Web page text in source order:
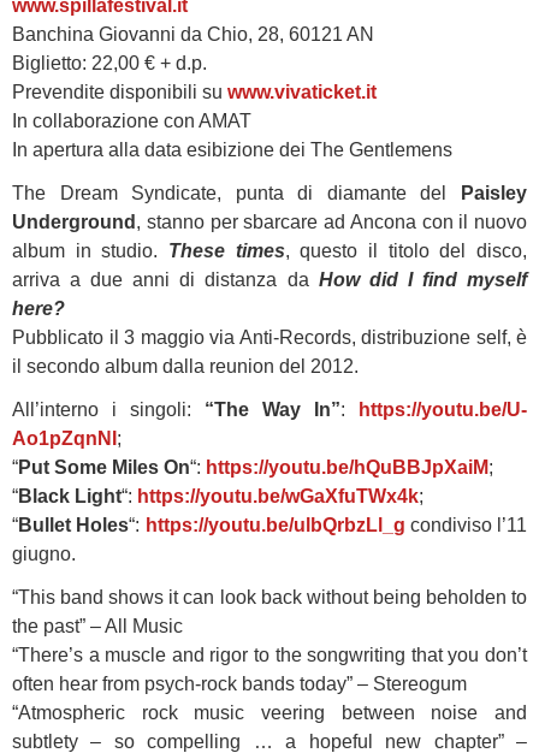
www.spillafestival.it
Banchina Giovanni da Chio, 28, 60121 AN
Biglietto: 22,00 € + d.p.
Prevendite disponibili su www.vivaticket.it
In collaborazione con AMAT
In apertura alla data esibizione dei The Gentlemens
The Dream Syndicate, punta di diamante del
Paisley
Underground , stanno per sbarcare ad Ancona con il nuovo
album in studio. These times, questo il titolo del disco,
arriva a due anni di distanza da How did I find myself
here?
Pubblicato il 3 maggio via Anti-Records, distribuzione self, è
il secondo album dalla reunion del 2012.
All’interno i singoli: “The Way In”:
https://youtu.be/U-
Ao1pZqnNI ;
“Put Some Miles On“: https://youtu.be/hQuBBJpXaiM;
“Black Light“: https://youtu.be/wGaXfuTWx4k;
“Bullet Holes“: https://youtu.be/ulbQrbzLl_g condiviso l’11
giugno.
“This band shows it can look back without being beholden to
the past” – All Music
“There’s a muscle and rigor to the songwriting that you don’t
often hear from psych-rock bands today” – Stereogum
“Atmospheric rock music veering between noise and
subtlety – so compelling … a hopeful new chapter” –